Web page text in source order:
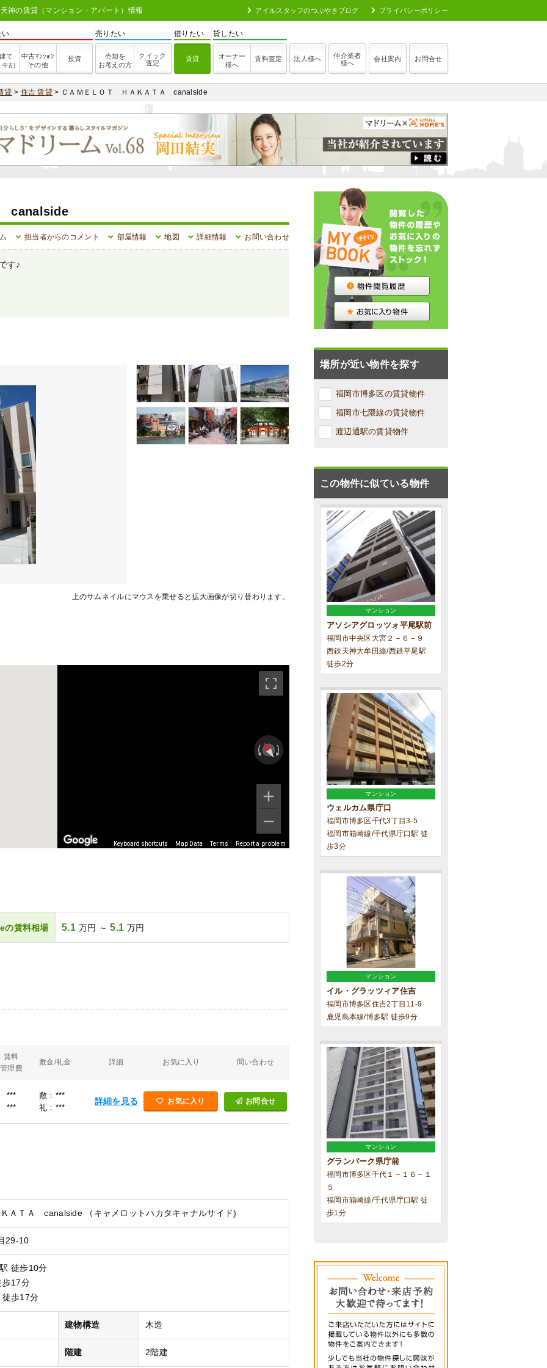
の賃貸（マンション・アパート）情報 アイルスタッフのつぶやきブログ プライバシーポリシー
い
て
中古)
中古ﾏﾝｼｮﾝ
その他
投資
売りたい
売却を
お考えの方
クイック
査定
借りたい
賃貸
貸したい
オーナー
様へ
賃料査定 法人様へ
仲介業者
様へ
会社案内 お問合せ
貸 > 住吉 賃貸 > ＣＡＭＥＬＯＴ ＨＡＫＡＴＡ canalside
canalside
担当者からのコメント 部屋情報 地図 詳細情報 お問い合わせ
す♪
上のサムネイルにマウスを乗せると拡大画像が切り替わります。
Keyboard shortcuts Map Data Terms Report a problem
賃料相場 5.1 万円 ～5.1 万円
賃料
管理費
敷金/礼金 詳細 お気に入り 問い合わせ
***
***
敷：***
礼：***
詳細を見る お気に入り お問合せ
ＡＴＡ canalside （キャメロットハカタキャナルサイド)
29-10
徒歩10分
歩17分
徒歩17分
建物構造 木造
階建 2階建
場所が近い物件を探す
福岡市博多区の賃貸物件
福岡市七隈線の賃貸物件
渡辺通駅の賃貸物件
この物件に似ている物件
マンション
アソシアグロッツォ平尾駅前
福岡市中央区大宮２－６－９
西鉄天神大牟田線/西鉄平尾駅
徒歩2分
マンション
ウェルカム県庁口
福岡市博多区千代3丁目3-5
福岡市箱崎線/千代県庁口駅 徒
歩3分
マンション
イル・グラッツィア住吉
福岡市博多区住吉2丁目11-9
鹿児島本線/博多駅 徒歩9分
マンション
グランパーク県庁前
福岡市博多区千代１－１６－１
５
福岡市箱崎線/千代県庁口駅 徒
歩1分